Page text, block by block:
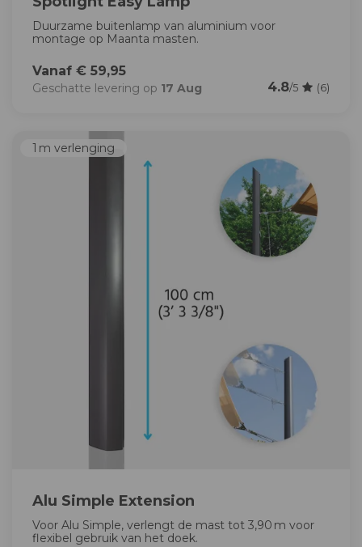
Duurzame buitenlamp van aluminium voor
montage op Maanta masten.
Vanaf € 59,95
Geschatte levering op 17 Aug 4.8/5 (6)
1 m verlenging
Alu Simple Extension
Voor Alu Simple, verlengt de mast tot 3,90 m voor
flexibel gebruik van het doek.